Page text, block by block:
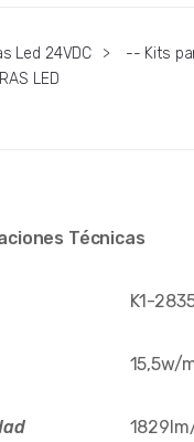
Led 24VDC > -- Kits
LED
Técnicas
K1-
15,5w/